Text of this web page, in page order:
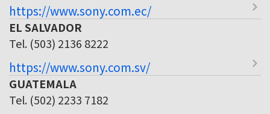
https://www.sony.com.ec/
EL SALVADOR
Tel. (503) 2136 8222
https://www.sony.com.sv/
GUATEMALA
Tel. (502) 2233 7182